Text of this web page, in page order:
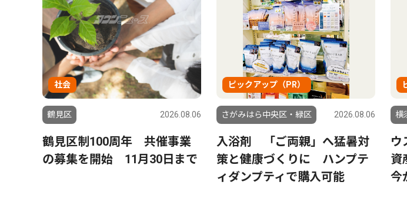
社会
鶴見区 2026.08.06
鶴見区制100周年 共催事業
の募集を開始 11月30日まで
ピックアップ（PR）
さがみはら中央区・緑区 2026.08.06
入浴剤 「ご両親」へ猛暑対
策と健康づくりに ハンプテ
ィダンプティで購入可能
横
ウ
資
今